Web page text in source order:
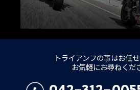
トライアンフの事はお任せ
お気軽にお尋ねくだ